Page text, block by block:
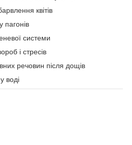
квітів
пагонів
системи
і стресів
речовин після дощів
воді